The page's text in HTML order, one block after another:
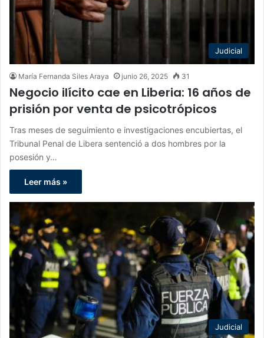
Judicial
María Fernanda Siles Araya junio 26, 2025 31
Negocio ilícito cae en Liberia: 16 años de
prisión por venta de psicotrópicos
Tras meses de seguimiento e investigaciones encubiertas, el
Tribunal Penal de Libera sentenció a dos hombres por la
posesión y…
Leer más »
Judicial